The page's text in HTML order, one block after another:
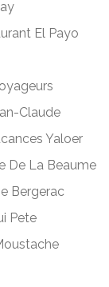
El Payo
Claude
Yaloer
De La Beaume
Bergerac
Pete